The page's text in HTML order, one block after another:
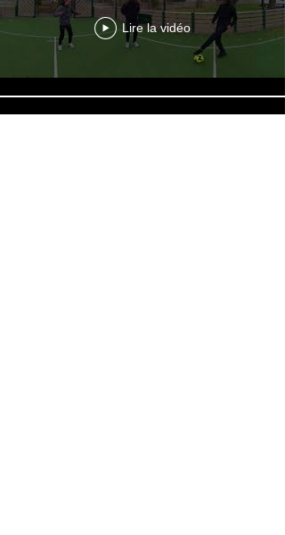
Lire la vidéo